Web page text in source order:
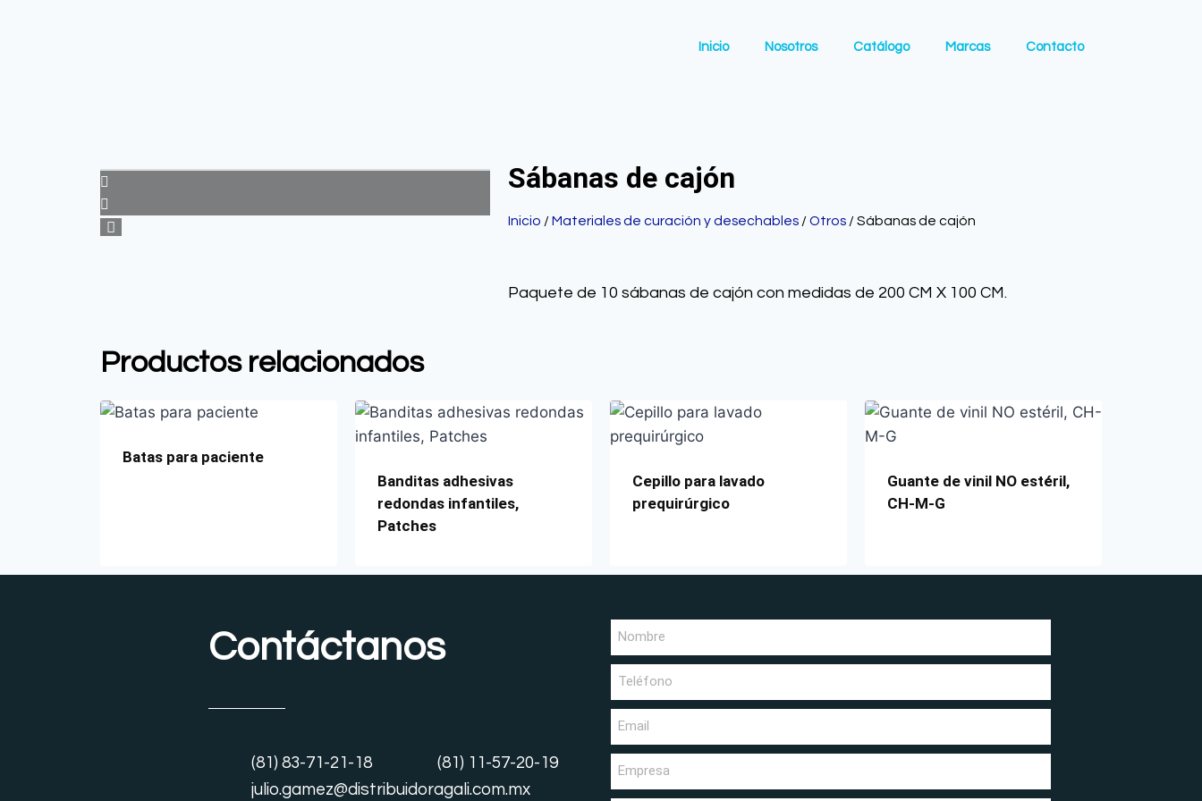
Inicio Nosotros Catálogo Marcas Contacto
Sábanas de cajón
Inicio / Materiales de curación y desechables / Otros / Sábanas de cajón
Paquete de 10 sábanas de cajón con medidas de 200 CM X 100 CM.
Productos relacionados
Batas para paciente
Banditas adhesivas
redondas infantiles,
Patches
Cepillo para lavado
prequirúrgico
Guante de vinil NO estéril,
CH-M-G
Contáctanos
(81) 83-71-21-18
(81) 11-57-20-19
julio.gamez@distribuidoragali.com.mx